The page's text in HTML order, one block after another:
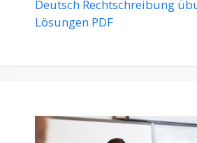
Deutsch Rechtschreibung
Lösungen PDF